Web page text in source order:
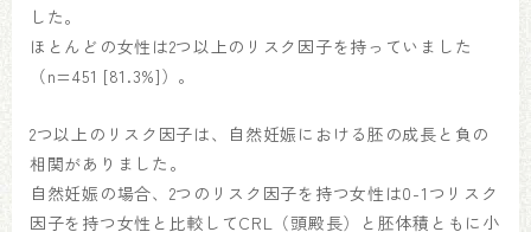
した。
ほとんどの女性は2つ以上のリスク因子を持っていました
（n=451 [81.3%]）。
2つ以上のリスク因子は、自然妊娠における胚の成長と負の
相関がありました。
自然妊娠の場合、2つのリスク因子を持つ女性は0-1つリスク
因子を持つ女性と比較してCRL（頭殿長）と胚体積ともに小